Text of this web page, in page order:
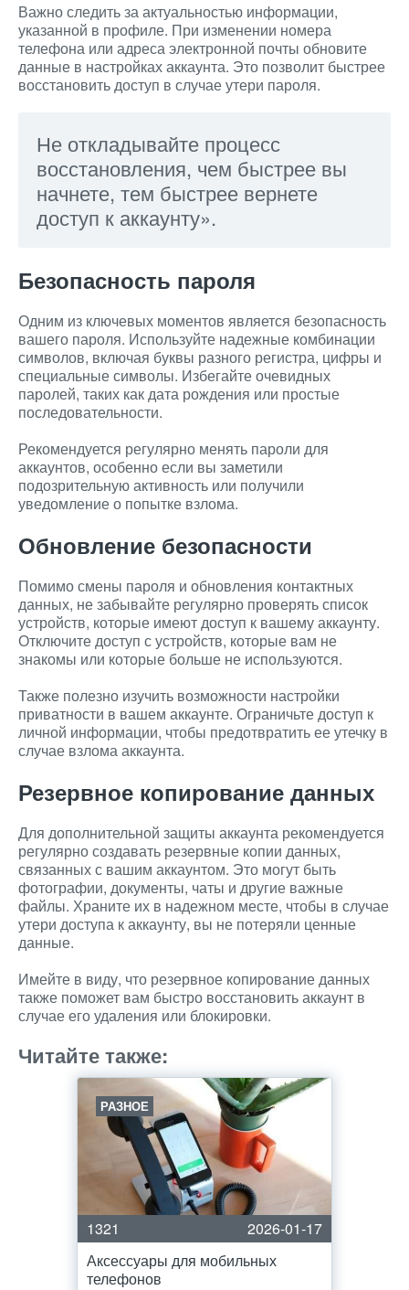
Важно следить за актуальностью информации,
указанной в профиле. При изменении номера
телефона или адреса электронной почты обновите
данные в настройках аккаунта. Это позволит быстрее
восстановить доступ в случае утери пароля.
Не откладывайте процесс
восстановления, чем быстрее вы
начнете, тем быстрее вернете
доступ к аккаунту».
Безопасность пароля
Одним из ключевых моментов является безопасность
вашего пароля. Используйте надежные комбинации
символов, включая буквы разного регистра, цифры и
специальные символы. Избегайте очевидных
паролей, таких как дата рождения или простые
последовательности.
Рекомендуется регулярно менять пароли для
аккаунтов, особенно если вы заметили
подозрительную активность или получили
уведомление о попытке взлома.
Обновление безопасности
Помимо смены пароля и обновления контактных
данных, не забывайте регулярно проверять список
устройств, которые имеют доступ к вашему аккаунту.
Отключите доступ с устройств, которые вам не
знакомы или которые больше не используются.
Также полезно изучить возможности настройки
приватности в вашем аккаунте. Ограничьте доступ к
личной информации, чтобы предотвратить ее утечку в
случае взлома аккаунта.
Резервное копирование данных
Для дополнительной защиты аккаунта рекомендуется
регулярно создавать резервные копии данных,
связанных с вашим аккаунтом. Это могут быть
фотографии, документы, чаты и другие важные
файлы. Храните их в надежном месте, чтобы в случае
утери доступа к аккаунту, вы не потеряли ценные
данные.
Имейте в виду, что резервное копирование данных
также поможет вам быстро восстановить аккаунт в
случае его удаления или блокировки.
Читайте также:
РАЗНОЕ
1321
2026-01-17
Аксессуары для мобильных
телефонов